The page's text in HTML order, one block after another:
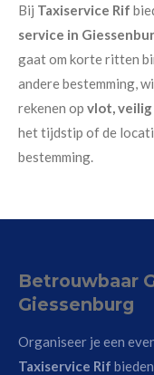
Bij Taxiservice Rif
service in
gaat om korte ritten
andere bestemming,
rekenen op vlot,
het tijdstip of de
bestemming.
Betrouwbaar
Giessenburg
Organiseer je een
Taxiservice Rif